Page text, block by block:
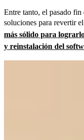
Entre tanto, el pasado
soluciones para revertir
más sólido para
y reinstalación del